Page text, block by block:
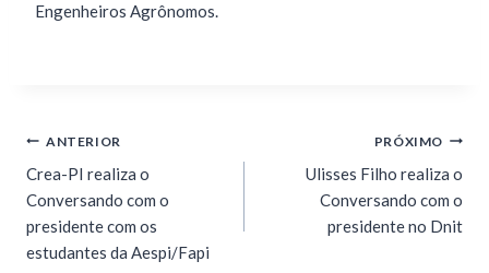
Engenheiros Agrônomos.
ANTERIOR
Crea-PI realiza o
Conversando com o
presidente com os
estudantes da Aespi/Fapi
PRÓXIMO
Ulisses Filho realiza o
Conversando com o
presidente no Dnit